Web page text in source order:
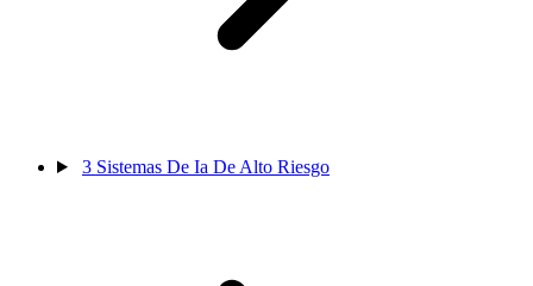
3 Sistemas De Ia De Alto Riesgo